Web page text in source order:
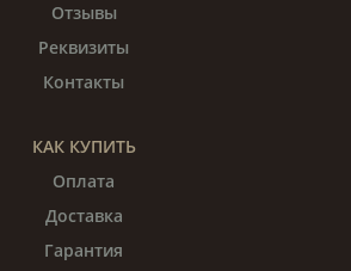
Отзывы
Реквизиты
Контакты
КАК КУПИТЬ
Оплата
Доставка
Гарантия